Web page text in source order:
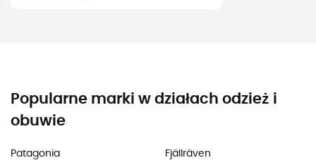
Popularne marki w działach odzież i
obuwie
Patagonia
Fjällräven